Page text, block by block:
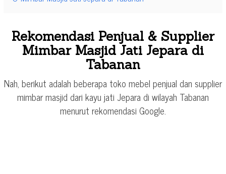
Rekomendasi Penjual & Supplier
Mimbar Masjid Jati Jepara di
Tabanan
Nah, berikut adalah beberapa toko mebel penjual dan supplier
mimbar masjid dari kayu jati Jepara di wilayah Tabanan
menurut rekomendasi Google.